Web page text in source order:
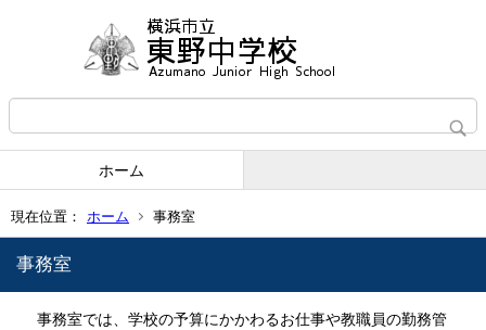
ホーム
現在位置： ホーム 事務室
事務室
事務室では、学校の予算にかかわるお仕事や教職員の勤務管